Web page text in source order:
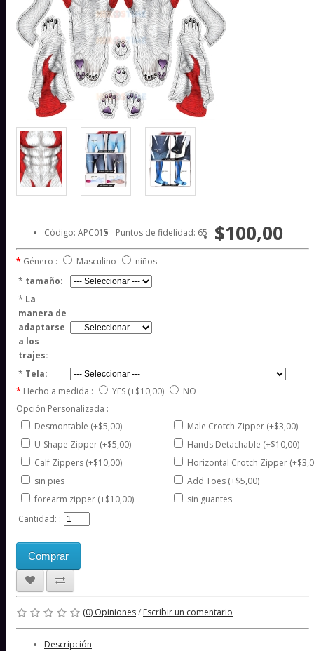
Código: APC015 Puntos de fidelidad: 65 $100,00
Género : Masculino
niños
* tamaño:
* La
manera de
adaptarse
a los
trajes:
* Tela:
Hecho a medida :
YES (+$10,00)
NO
Opción Personalizada :
Desmontable (+$5,00)
Male Crotch Zipper (+$3,00)
U-Shape Zipper (+$5,00)
Hands Detachable (+$10,00)
Calf Zippers (+$10,00)
Horizontal Crotch Zipper
sin pies
Add Toes (+$5,00)
forearm zipper (+$10,00)
sin guantes
Cantidad: :
Comprar
(0) Opiniones/ Escribir un comentario
Descripción